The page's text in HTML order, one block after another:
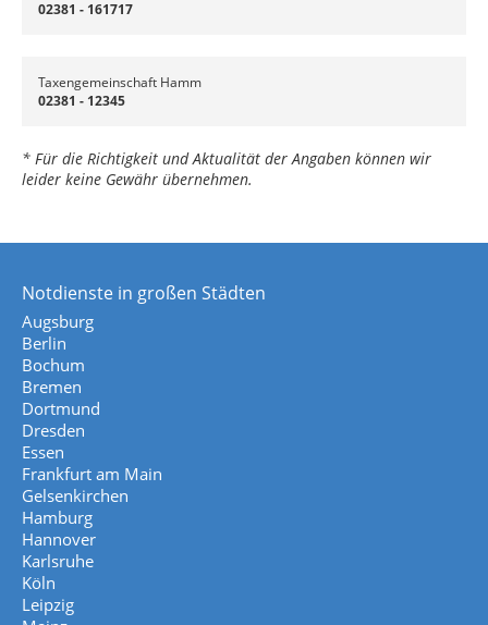
02381 - 161717
Taxengemeinschaft Hamm
02381 - 12345
* Für die Richtigkeit und Aktualität der Angaben können wir
leider keine Gewähr übernehmen.
Notdienste in großen Städten
Augsburg
Berlin
Bochum
Bremen
Dortmund
Dresden
Essen
Frankfurt am Main
Gelsenkirchen
Hamburg
Hannover
Karlsruhe
Köln
Leipzig